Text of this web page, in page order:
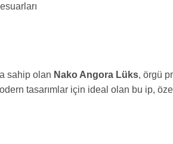
sahip olan Nako Angora Lüks, örgü
tasarımlar için ideal olan bu ip,